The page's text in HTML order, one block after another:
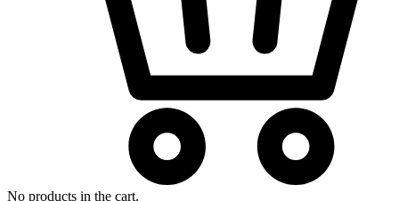
No products in the cart.